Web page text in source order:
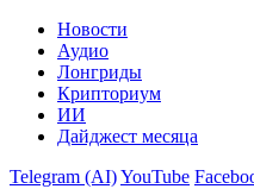
Новости
Аудио
Лонгриды
Крипториум
ИИ
Дайджест месяца
Telegram (AI)YouTube